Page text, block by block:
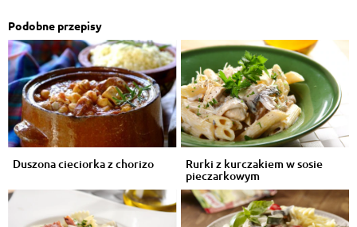
Podobne przepisy
Duszona cieciorka z chorizo Rurki z kurczakiem w sosie
pieczarkowym